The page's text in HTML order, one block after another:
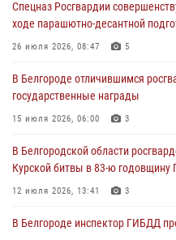
Сотрудники Росгвардии
товаров из гипермаркета в
03 августа 2026, 13:29
«Я расскажу вам о Герое»:
отставке Виктора Хайрулика
03 августа 2026, 10:37
Спецназ Росгвардии
ходе парашютно-десантной
26 июля 2026, 08:47 5
В Белгороде отличившимся
государственные награды
15 июля 2026, 06:00 3
В Белгородской области
Курской битвы в 83-ю годовщину
12 июля 2026, 13:41 3
В Белгороде инспектор ГИБДД